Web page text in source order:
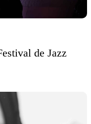
de Jazz